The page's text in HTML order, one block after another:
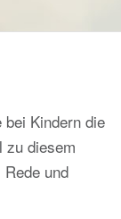
Kindern die
zu diesem
und